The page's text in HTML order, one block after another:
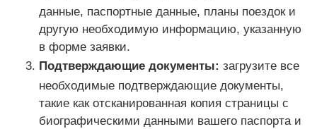
данные, паспортные данные, планы поездок и
другую необходимую информацию, указанную
в форме заявки.
Подтверждающие документы: загрузите все
необходимые подтверждающие документы,
такие как отсканированная копия страницы с
биографическими данными вашего паспорта и